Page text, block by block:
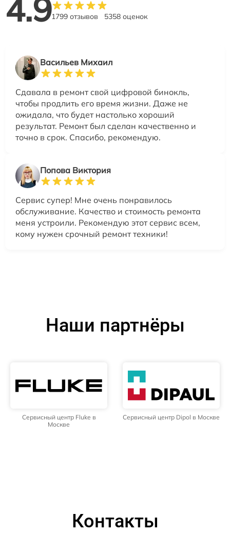
4.91799 отзывов 5358 оценок
Васильев Михаил
Сдавала в ремонт свой цифровой бинокль,
чтобы продлить его время жизни. Даже не
ожидала, что будет настолько хороший
результат. Ремонт был сделан качественно и
точно в срок. Спасибо, рекомендую.
Попова Виктория
Сервис супер! Мне очень понравилось
обслуживание. Качество и стоимость ремонта
меня устроили. Рекомендую этот сервис всем,
кому нужен срочный ремонт техники!
Наши партнёры
Сервисный центр Fluke в
Москве
Сервисный центр Dipol в Москве
Контакты